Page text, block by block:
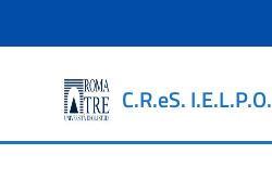
C.R.eS. I.E.L.P.O.